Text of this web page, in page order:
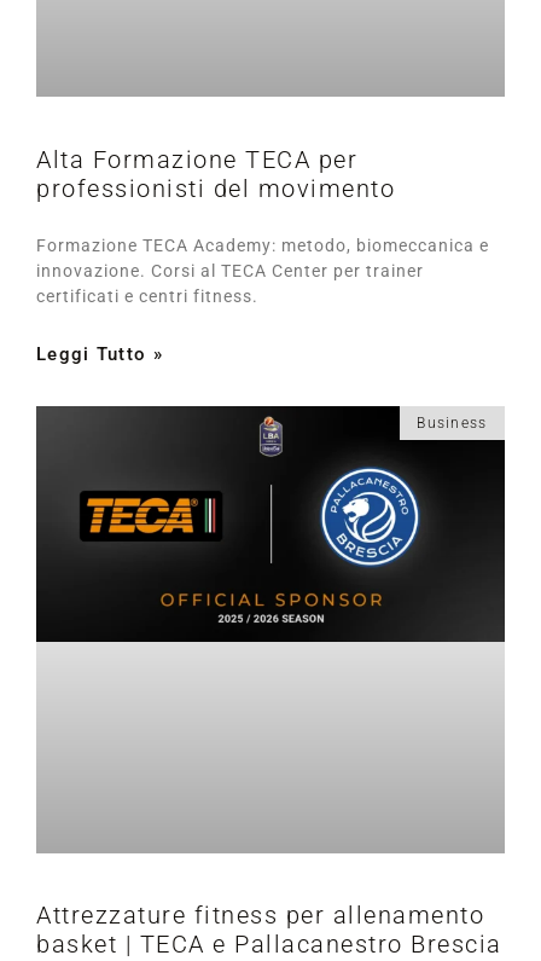
Alta Formazione TECA per
professionisti del movimento
Formazione TECA Academy: metodo, biomeccanica e
innovazione. Corsi al TECA Center per trainer
certificati e centri fitness.
Leggi Tutto »
Business
Attrezzature fitness per allenamento
basket | TECA e Pallacanestro Brescia